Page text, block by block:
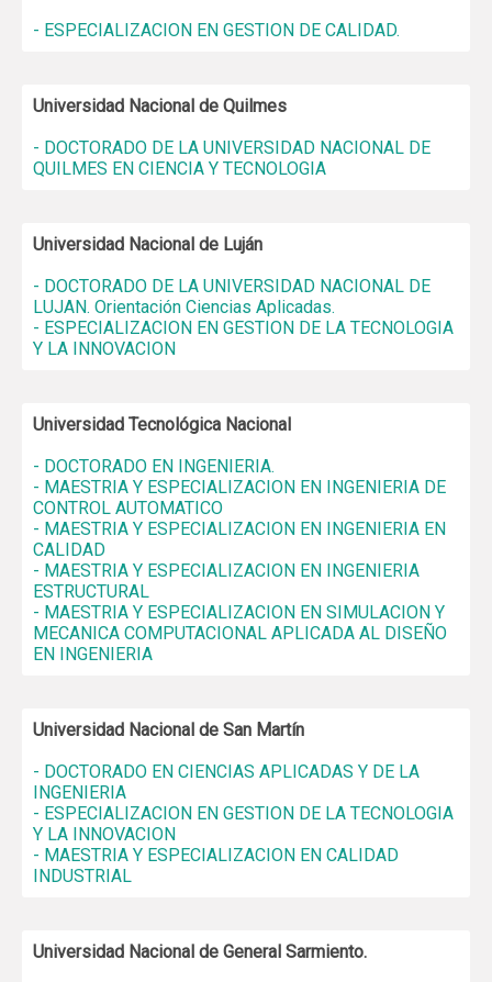
- ESPECIALIZACION EN GESTION DE CALIDAD.
Universidad Nacional de Quilmes
- DOCTORADO DE LA UNIVERSIDAD NACIONAL DE
QUILMES EN CIENCIA Y TECNOLOGIA
Universidad Nacional de Luján
- DOCTORADO DE LA UNIVERSIDAD NACIONAL DE
LUJAN. Orientación Ciencias Aplicadas.
- ESPECIALIZACION EN GESTION DE LA TECNOLOGIA
Y LA INNOVACION
Universidad Tecnológica Nacional
- DOCTORADO EN INGENIERIA.
- MAESTRIA Y ESPECIALIZACION EN INGENIERIA DE
CONTROL AUTOMATICO
- MAESTRIA Y ESPECIALIZACION EN INGENIERIA EN
CALIDAD
- MAESTRIA Y ESPECIALIZACION EN INGENIERIA
ESTRUCTURAL
- MAESTRIA Y ESPECIALIZACION EN SIMULACION Y
MECANICA COMPUTACIONAL APLICADA AL DISEÑO
EN INGENIERIA
Universidad Nacional de San Martín
- DOCTORADO EN CIENCIAS APLICADAS Y DE LA
INGENIERIA
- ESPECIALIZACION EN GESTION DE LA TECNOLOGIA
Y LA INNOVACION
- MAESTRIA Y ESPECIALIZACION EN CALIDAD
INDUSTRIAL
Universidad Nacional de General Sarmiento.